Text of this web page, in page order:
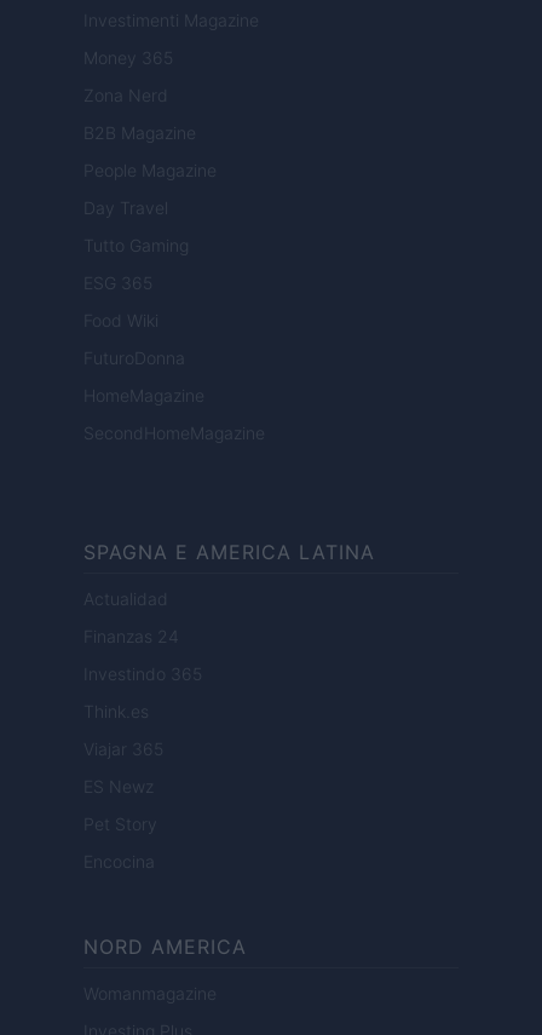
Investimenti Magazine
Money 365
Zona Nerd
B2B Magazine
People Magazine
Day Travel
Tutto Gaming
ESG 365
Food Wiki
FuturoDonna
HomeMagazine
SecondHomeMagazine
SPAGNA E AMERICA LATINA
Actualidad
Finanzas 24
Investindo 365
Think.es
Viajar 365
ES Newz
Pet Story
Encocina
NORD AMERICA
Womanmagazine